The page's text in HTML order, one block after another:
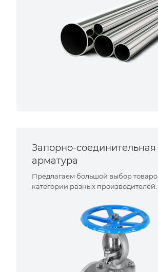
Запорно-соединительная
арматура
Предлагаем большой выбор
категории разных производителей.